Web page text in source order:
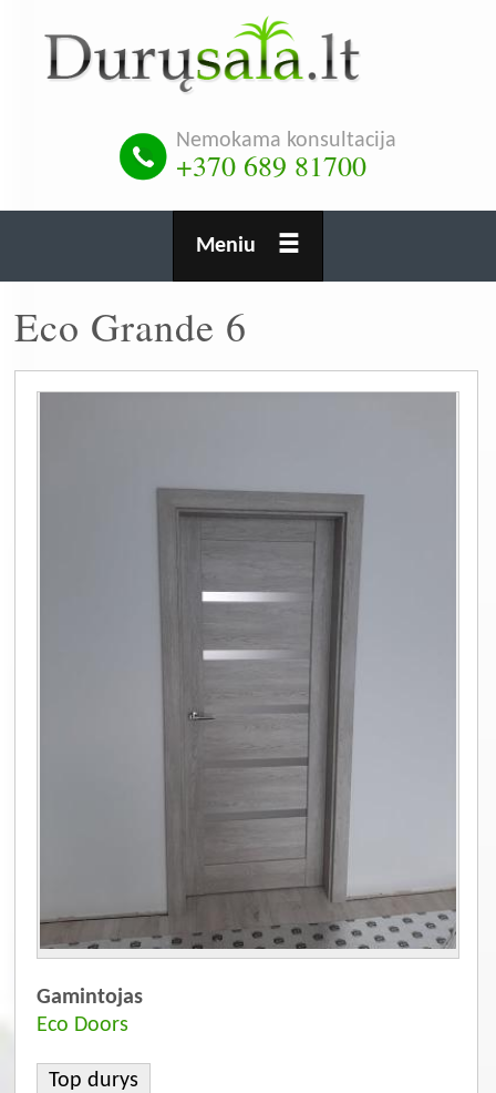
Pereiti
į
pagrindinį
turinį
Nemokama konsultacija
+370 689 81700
Meniu
Eco Grande 6
Gamintojas
Eco Doors
Top durys